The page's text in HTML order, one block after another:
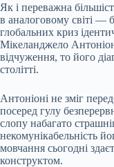
Як і переважна
в аналоговому світі —
глобальних криз
Мікеланджело
відчуження, то його
столітті.
Антоніоні не зміг
посеред гулу
слопу набагато
некомунікабельність
мовчання сьогодні
конструктом.